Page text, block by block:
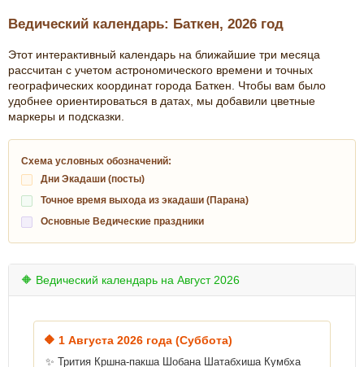
Ведический календарь: Баткен, 2026 год
Этот интерактивный календарь на ближайшие три месяца
рассчитан с учетом астрономического времени и точных
географических координат города Баткен. Чтобы вам было
удобнее ориентироваться в датах, мы добавили цветные
маркеры и подсказки.
Схема условных обозначений:
Дни Экадаши (посты)
Точное время выхода из экадаши (Парана)
Основные Ведические праздники
🔶 Ведический календарь на Август 2026
🔶 1 Августа 2026 года (Суббота)
✨ Трития Кршна-пакша Шобана Шатабхиша Кумбха